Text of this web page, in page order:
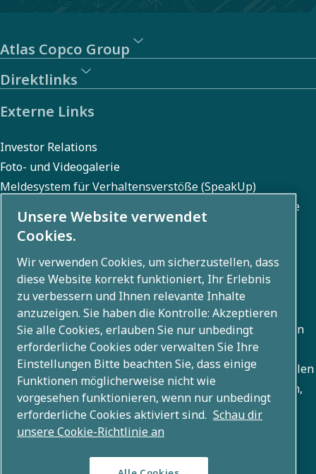
Atlas Copco Group
Direktlinks
Externe Links
Investor Relations
Foto- und Videogalerie
Meldesystem für Verhaltensverstöße (SpeakUp)
Meldesystem für Menschenrechts- und Umweltverstöße
(SpeakUp)
Über uns
Die Atlas Copco Group entwickelt innovative Lösungen in
allen Geschäftsbereichen, darunter Luftkompression,
Vakuum, Industrie und Energietechnik. Mit einem globalen
Portfolio von 80+ Marken ermöglichen wir Technologien,
die die Zukunft verändern.
Unsere Website verwendet
Cookies.
Wir verwenden Cookies, um sicherzustellen, dass
diese Website korrekt funktioniert, Ihr Erlebnis
zu verbessern und Ihnen relevante Inhalte
anzuzeigen. Sie haben die Kontrolle: Akzeptieren
Sie alle Cookies, erlauben Sie nur unbedingt
erforderliche Cookies oder verwalten Sie Ihre
Einstellungen Bitte beachten Sie, dass einige
Funktionen möglicherweise nicht wie
vorgesehen funktionieren, wenn nur unbedingt
erforderliche Cookies aktiviert sind. Schau dir
unsere Cookie-Richtlinie an